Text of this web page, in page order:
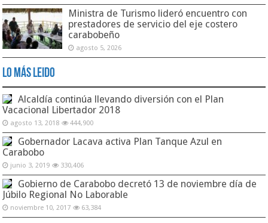
Ministra de Turismo lideró encuentro con
prestadores de servicio del eje costero
carabobeño
agosto 5, 2026
Lo Más Leido
Alcaldía continúa llevando diversión con el Plan
Vacacional Libertador 2018
agosto 13, 2018 444,900
Gobernador Lacava activa Plan Tanque Azul en
Carabobo
junio 3, 2019 330,406
Gobierno de Carabobo decretó 13 de noviembre día de
Júbilo Regional No Laborable
noviembre 10, 2017 63,384